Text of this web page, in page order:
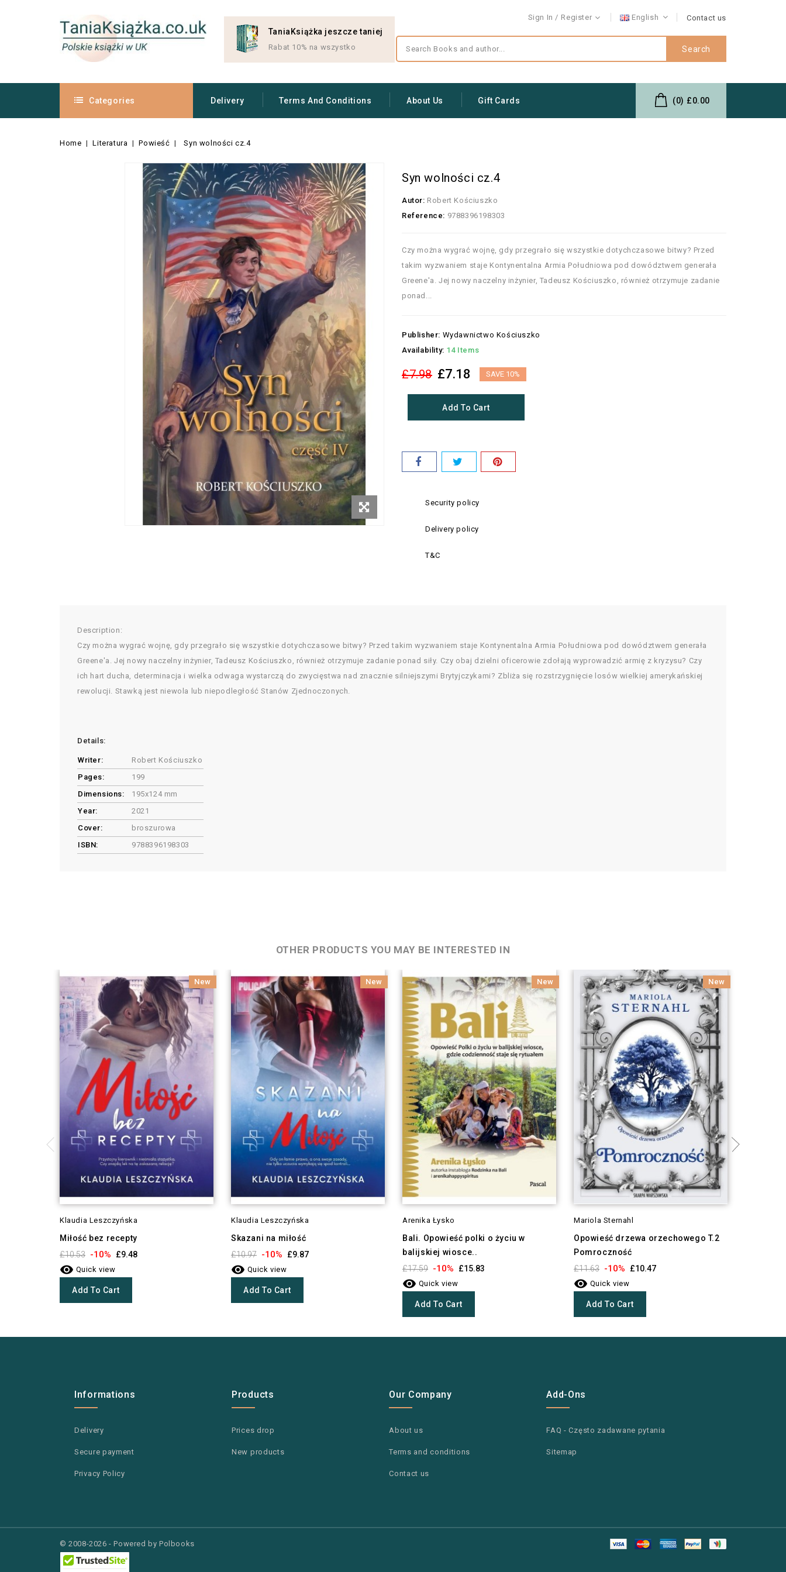
Sign In Register English Contact us
TaniaKsiążka jeszcze taniej
Rabat 10% na wszystko Search
Categories Delivery Terms And Conditions About Us Gift Cards (0) £0.00
Home Literatura Powieść Syn wolności cz.4
Syn wolności cz.4
Autor: Robert Kościuszko
Reference: 9788396198303
Czy można wygrać wojnę, gdy przegrało się wszystkie dotychczasowe bitwy? Przed
takim wyzwaniem staje Kontynentalna Armia Południowa pod dowództwem generała
Greene'a. Jej nowy naczelny inżynier, Tadeusz Kościuszko, również otrzymuje zadanie
ponad...
Publisher: Wydawnictwo Kościuszko
Availability: 14 Items
£7.98 £7.18 SAVE 10%
Add To Cart
Security policy
Delivery policy
T&C
Description:
Czy można wygrać wojnę, gdy przegrało się wszystkie dotychczasowe bitwy? Przed takim wyzwaniem staje Kontynentalna Armia Południowa pod dowództwem generała
Greene'a. Jej nowy naczelny inżynier, Tadeusz Kościuszko, również otrzymuje zadanie ponad siły. Czy obaj dzielni oficerowie zdołają wyprowadzić armię z kryzysu? Czy
ich hart ducha, determinacja i wielka odwaga wystarczą do zwycięstwa nad znacznie silniejszymi Brytyjczykami? Zbliża się rozstrzygnięcie losów wielkiej amerykańskiej
rewolucji. Stawką jest niewola lub niepodległość Stanów Zjednoczonych.
Details:
Writer:
Robert Kościuszko
Pages:
199
Dimensions:
195x124 mm
Year:
2021
Cover:
broszurowa
ISBN:
9788396198303
OTHER PRODUCTS YOU MAY BE INTERESTED IN
New
Klaudia Leszczyńska
Miłość bez recepty
£10.53 -10% £9.48
 Quick view
Add To Cart
New
Klaudia Leszczyńska
Skazani na miłość
£10.97 -10% £9.87
 Quick view
Add To Cart
New
Arenika Łysko
Bali. Opowieść polki o życiu w
balijskiej wiosce..
£17.59 -10% £15.83
 Quick view
Add To Cart
New
Mariola Sternahl
Opowieść drzewa orzechowego T.2
Pomroczność
£11.63 -10% £10.47
 Quick view
Add To Cart
Informations
Delivery
Secure payment
Privacy Policy
Products
Prices drop
New products
Our Company
About us
Terms and conditions
Contact us
Add-Ons
FAQ - Często zadawane pytania
Sitemap
© 2008-2026 - Powered by Polbooks